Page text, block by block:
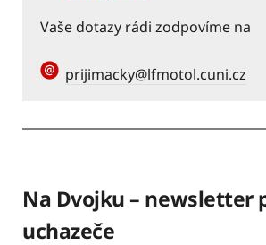
Vaše dotazy rádi zodpovíme na
prijimacky@lfmotol.cuni.cz
Na Dvojku – newsletter
uchazeče